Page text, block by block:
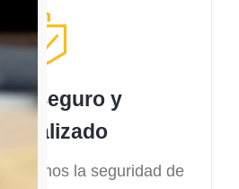
Seguro y
la seguridad de